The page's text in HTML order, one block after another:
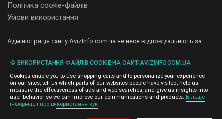
Політика cookie-файлів
Умови використання
Адміністрація сайту AvizInfo.com.ua не несе відповідальність за
зміст розміщених оголошень.
і не продаємо особисту інформацію зареєстрованих користувачів
AvizInfo.com.ua третім особам. Ми не відповідаємо за правила
конфіденційності сайтів на які посилається AvizInfo.com.ua. На
деяких сторінках нашого сайту представлена реклама Google
Adsense Advertising Network. Щоб дізнатися детальніше про
правила конфіденційності Google
🍪 ВИКОРИСТАННЯ ФАЙЛІВ COOKIE НА САЙТІAVIZINFO.COM.UA
Cookies enable you to use shopping carts and to personalize your experience
on our sites, tell us which parts of our websites people have visited, help us
measure the effectiveness of ads and web searches, and give us insights into
user behavior so we can improve our communications and products. Більше
інформації про використання кук